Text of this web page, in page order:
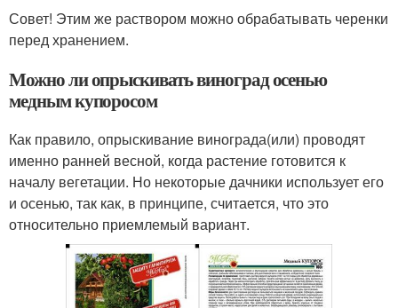
Совет! Этим же раствором можно обрабатывать черенки
перед хранением.
Можно ли опрыскивать виноград осенью
медным купоросом
Как правило, опрыскивание винограда(или) проводят
именно ранней весной, когда растение готовится к
началу вегетации. Но некоторые дачники использует его
и осенью, так как, в принципе, считается, что это
относительно приемлемый вариант.